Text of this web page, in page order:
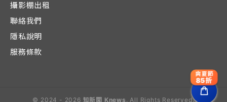
攝影棚出租
聯絡我們
隱私說明
服務條款
© 2024 - 2026 知新聞 Knews . All Rights Reserved.
爽夏節
85折